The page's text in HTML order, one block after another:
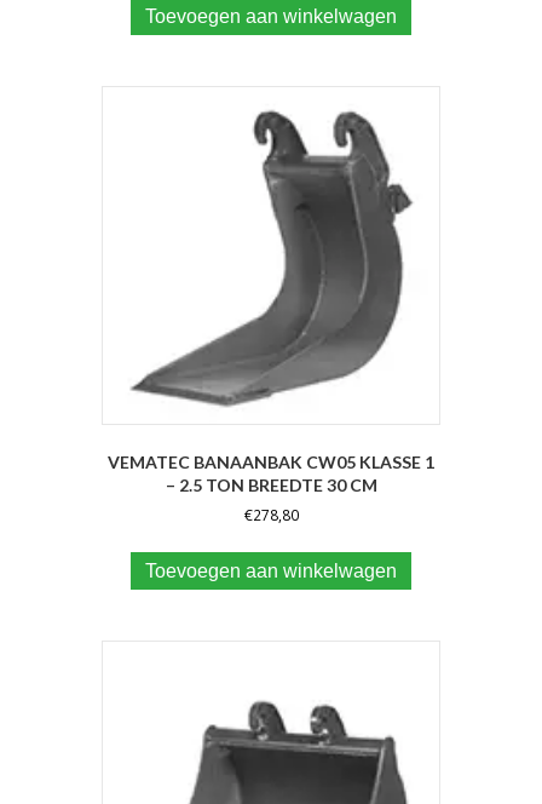
Toevoegen aan winkelwagen
VEMATEC BANAANBAK CW05 KLASSE 1
– 2.5 TON BREEDTE 30 CM
€278,80
Toevoegen aan winkelwagen